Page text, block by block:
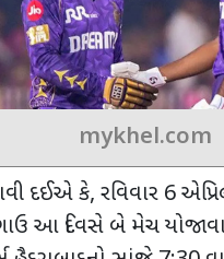
mykhel.com
દઈએ કે, રવિવાર 6
આ દિવસે બે મેચ